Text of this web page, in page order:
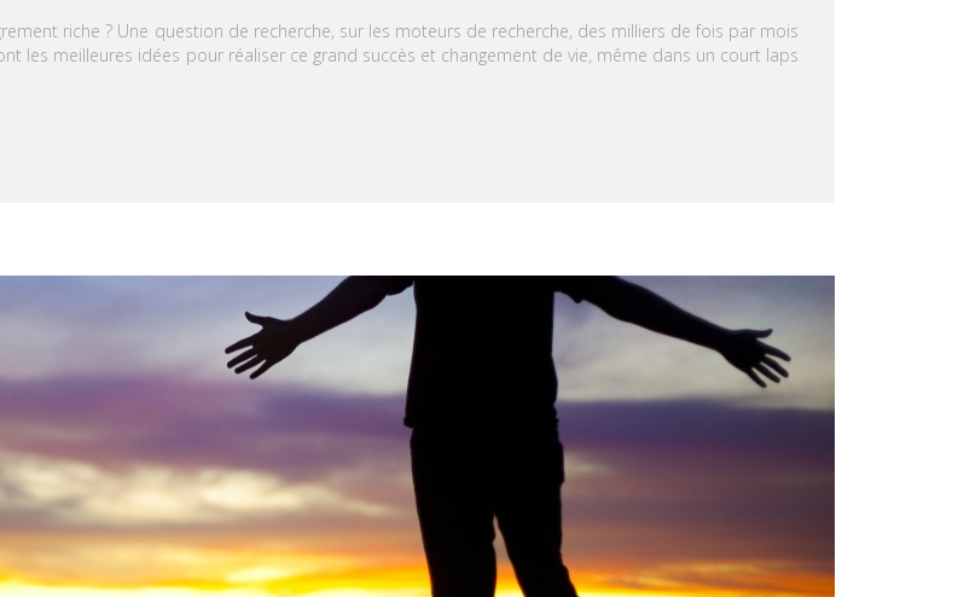
riche ? Une question de recherche, sur les moteurs de recherche, des milliers de fois par mois
les meilleures idées pour réaliser ce grand succès et changement de vie, même dans un court laps